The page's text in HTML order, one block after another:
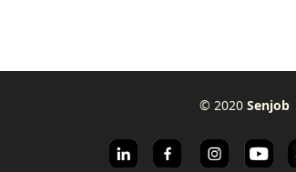
© 2020 Senjob